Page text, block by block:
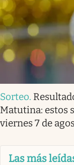
Sorteo.
Matutina: estos
viernes 7 de
Las más